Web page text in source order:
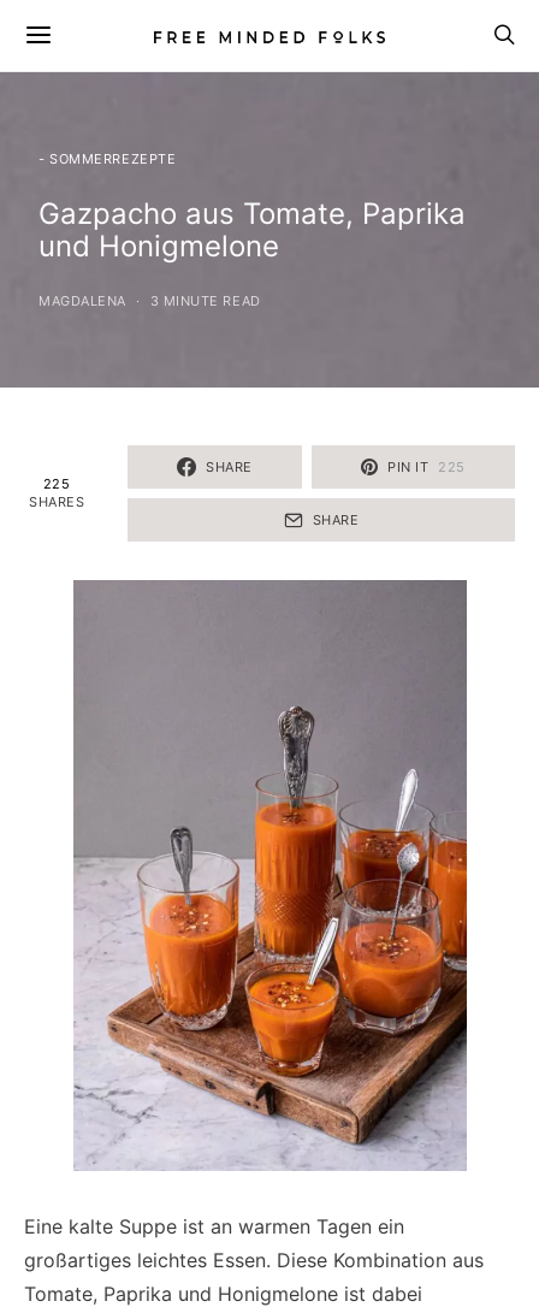
- SOMMERREZEPTE
Gazpacho aus Tomate, Paprika
und Honigmelone
MAGDALENA 3 MINUTE READ
225
SHARES
SHARE PIN IT 225
SHARE
Eine kalte Suppe ist an warmen Tagen ein
großartiges leichtes Essen. Diese Kombination aus
Tomate, Paprika und Honigmelone ist dabei